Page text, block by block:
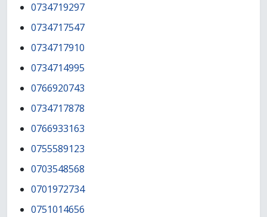
0734719297
0734717547
0734717910
0734714995
0766920743
0734717878
0766933163
0755589123
0703548568
0701972734
0751014656